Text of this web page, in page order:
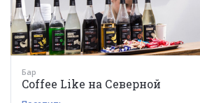
Бар
Coffee Like на Северной